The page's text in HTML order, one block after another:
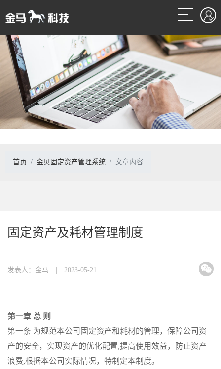
首页 金贝固定资产管理系统 文章内容
固定资产及耗材管理制度
发表人：金马 | 2023-05-21
第一章 总 则
第一条 为规范本公司固定资产和耗材的管理，保障公司资
产的安全，实现资产的优化配置,提高使用效益，防止资产
浪费,根据本公司实际情况，特制定本制度。